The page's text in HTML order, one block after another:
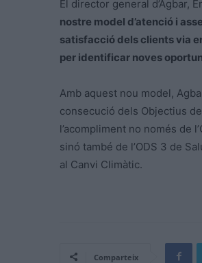
El director general d’Agbar,
nostre model d’atenció i
satisfacció dels clients via
per identificar noves
Amb aquest nou model,
consecució dels Objectius
l’acompliment no només de
sinó també de l’ODS 3 de
al Canvi Climàtic.
Comparteix